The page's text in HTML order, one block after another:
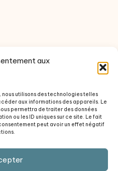
aux
utilisons des technologies telles
aux informations des appareils. Le
permettra de traiter des données
ou les ID uniques sur ce site. Le fait
peut avoir un effet négatif